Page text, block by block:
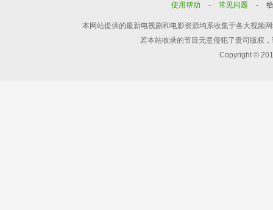
使用帮助 - 常见问题 -
本网站提供的最新电视剧和电影资源均系收集于各大视频
若本站收录的节目无意侵犯了贵司版权
Copyright ©